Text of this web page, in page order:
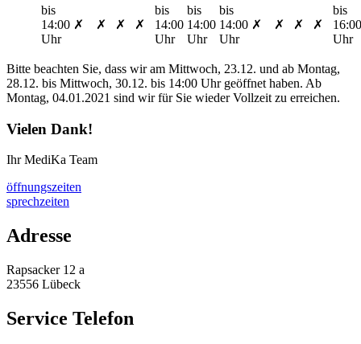
bis
14:00
Uhr
✗ ✗ ✗ ✗
bis
14:00
Uhr
bis
14:00
Uhr
bis
14:00
Uhr
✗ ✗ ✗ ✗
bis
16:00
Uhr
Bitte beachten Sie, dass wir am Mittwoch, 23.12. und ab Montag,
28.12. bis Mittwoch, 30.12. bis 14:00 Uhr geöffnet haben. Ab
Montag, 04.01.2021 sind wir für Sie wieder Vollzeit zu erreichen.
Vielen Dank!
Ihr MediKa Team
öffnungszeiten
sprechzeiten
Adresse
Rapsacker 12 a
23556 Lübeck
Service Telefon